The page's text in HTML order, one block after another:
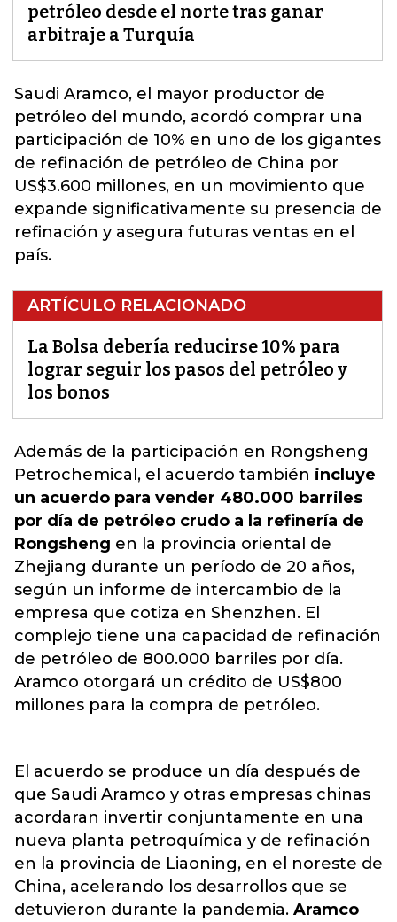
petróleo desde el norte tras ganar
arbitraje a Turquía
Saudi Aramco, el mayor productor de
petróleo del mundo, acordó comprar una
participación de 10% en uno de los gigantes
de refinación de petróleo de China por
US$3.600 millones, en un movimiento que
expande significativamente su presencia de
refinación y asegura futuras ventas en el
país.
ARTÍCULO RELACIONADO
La Bolsa debería reducirse 10% para
lograr seguir los pasos del petróleo y
los bonos
Además de la participación en Rongsheng
Petrochemical, el acuerdo también incluye
un acuerdo para vender 480.000 barriles
por día de petróleo crudo a la refinería de
Rongsheng en la provincia oriental de
Zhejiang durante un período de 20 años,
según un informe de intercambio de la
empresa que cotiza en Shenzhen. El
complejo tiene una capacidad de refinación
de petróleo de 800.000 barriles por día.
Aramco otorgará un crédito de US$800
millones para la compra de petróleo.
El acuerdo se produce un día después de
que Saudi Aramco y otras empresas chinas
acordaran invertir conjuntamente en una
nueva planta petroquímica y de refinación
en la provincia de Liaoning, en el noreste de
China, acelerando los desarrollos que se
detuvieron durante la pandemia. Aramco